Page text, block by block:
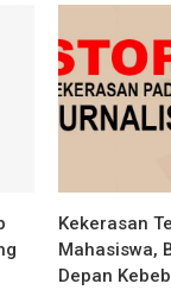
Kekerasan
Mahasiswa,
Depan